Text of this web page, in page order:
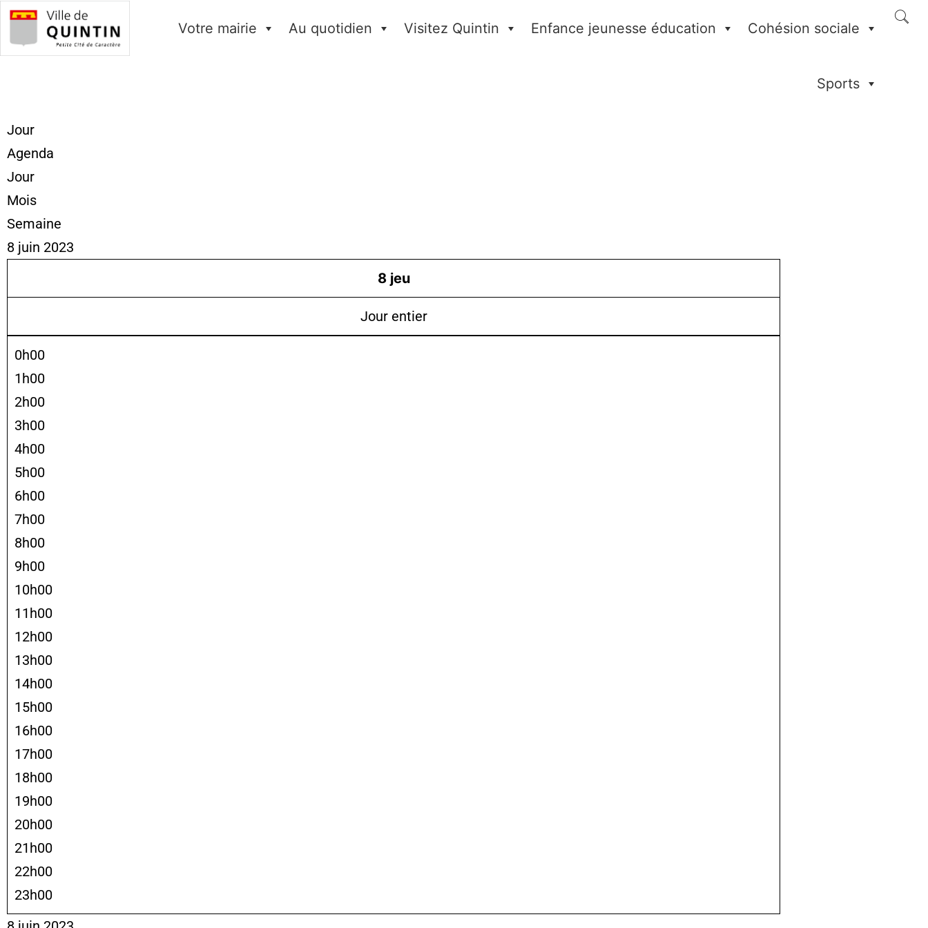
Votre mairie Au quotidien Visitez Quintin Enfance jeunesse éducation Cohésion sociale
Sports
Jour
Agenda
Jour
Mois
Semaine
8 juin 2023
8 jeu
Jour entier
0h00
1h00
2h00
3h00
4h00
5h00
6h00
7h00
8h00
9h00
10h00
11h00
12h00
13h00
14h00
15h00
16h00
17h00
18h00
19h00
20h00
21h00
22h00
23h00